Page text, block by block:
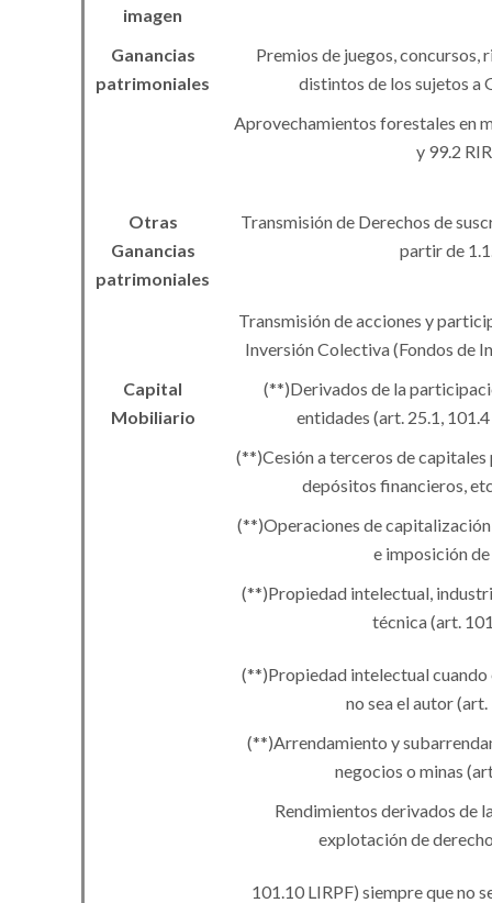
imagen
Ganancias
patrimoniales
Premios de juegos, concursos,
distintos de los sujetos a
Aprovechamientos forestales en
y 99.2
Otras
Ganancias
patrimoniales
Transmisión de Derechos de
partir de
Transmisión de acciones y
Inversión Colectiva (Fondos de
Capital
Mobiliario
(**)Derivados de la
entidades (art. 25.1,
(**)Cesión a terceros de
depósitos financieros,
(**)Operaciones de
e imposición
(**)Propiedad intelectual,
técnica (art.
(**)Propiedad intelectual
no sea el autor
(**)Arrendamiento y
negocios o minas
Rendimientos derivados de
explotación de
101.10 LIRPF) siempre que no